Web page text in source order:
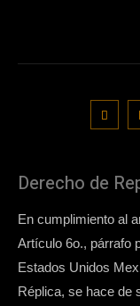
Derecho de
En cumplimiento al
Artículo 6o., párrafo
Estados Unidos
Réplica, se hace de